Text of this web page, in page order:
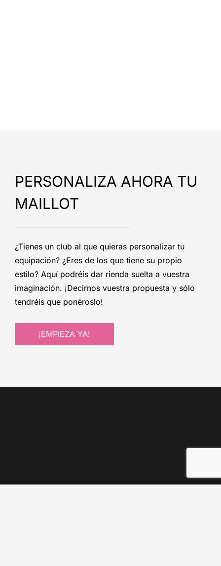
PERSONALIZA AHORA TU
MAILLOT
¿Tienes un club al que quieras personalizar tu
equipación? ¿Eres de los que tiene su propio
estilo? Aquí podréis dar rienda suelta a vuestra
imaginación. ¡Decirnos vuestra propuesta y sólo
tendréis que ponéroslo!
¡EMPIEZA YA!